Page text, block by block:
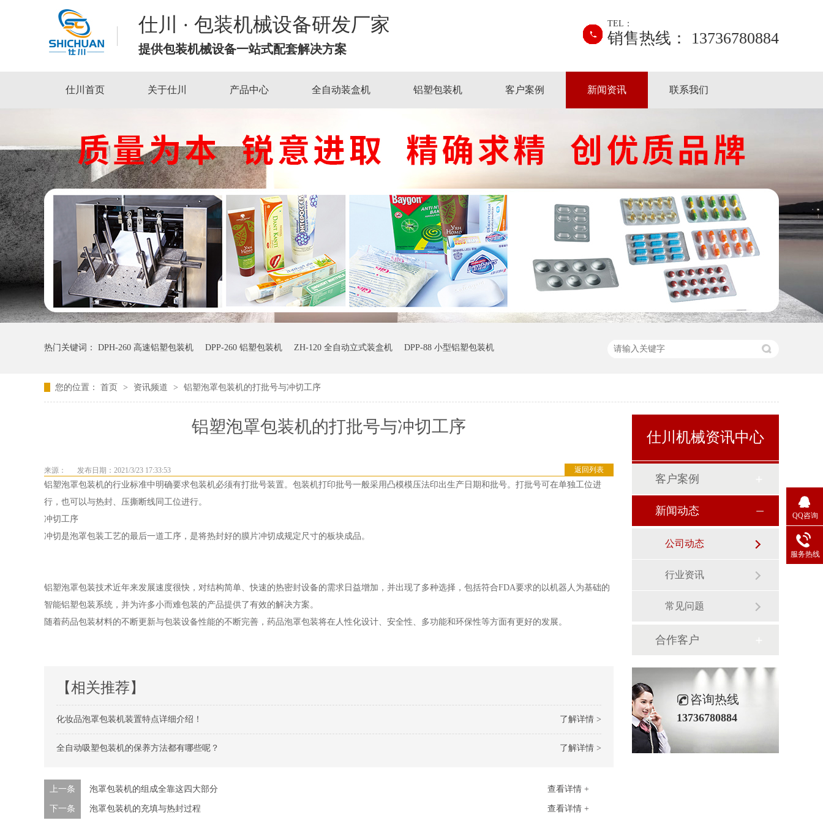
仕川 · 包装机械设备研发厂家
提供包装机械设备一站式配套解决方案
TEL：
销售热线： 13736780884
仕川首页 关于仕川 产品中心 全自动装盒机 铝塑包装机 客户案例 新闻资讯 联系我们
热门关键词： DPH-260 高速铝塑包装机 DPP-260 铝塑包装机 ZH-120 全自动立式装盒机 DPP-88 小型铝塑包装机
您的位置： 首页 > 资讯频道 > 铝塑泡罩包装机的打批号与冲切工序
铝塑泡罩包装机的打批号与冲切工序
返回列表
来源： 发布日期：2021/3/23 17:33:53
铝塑泡罩包装机的行业标准中明确要求包装机必须有打批号装置。包装机打印批号一般采用凸模模压法印出生产日期和批号。打批号可在单独工位进
行，也可以与热封、压撕断线同工位进行。
冲切工序
冲切是泡罩包装工艺的最后一道工序，是将热封好的膜片冲切成规定尺寸的板块成品。
铝塑泡罩包装技术近年来发展速度很快，对结构简单、快速的热密封设备的需求日益增加，并出现了多种选择，包括符合FDA要求的以机器人为基础的
智能铝塑包装系统，并为许多小而难包装的产品提供了有效的解决方案。
随着药品包装材料的不断更新与包装设备性能的不断完善，药品泡罩包装将在人性化设计、安全性、多功能和环保性等方面有更好的发展。
【相关推荐】
了解详情 >
化妆品泡罩包装机装置特点详细介绍！
了解详情 >
全自动吸塑包装机的保养方法都有哪些呢？
查看详情 +
上一条 泡罩包装机的组成全靠这四大部分
查看详情 +
下一条 泡罩包装机的充填与热封过程
仕川机械资讯中心
客户案例
新闻动态
公司动态
行业资讯
常见问题
合作客户
咨询热线
13736780884
QQ咨询
服务热线